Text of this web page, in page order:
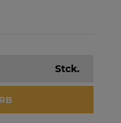
86,88 €
DER
ARTIKEL MELDEN
Stck.